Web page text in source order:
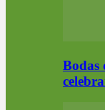
Bodas